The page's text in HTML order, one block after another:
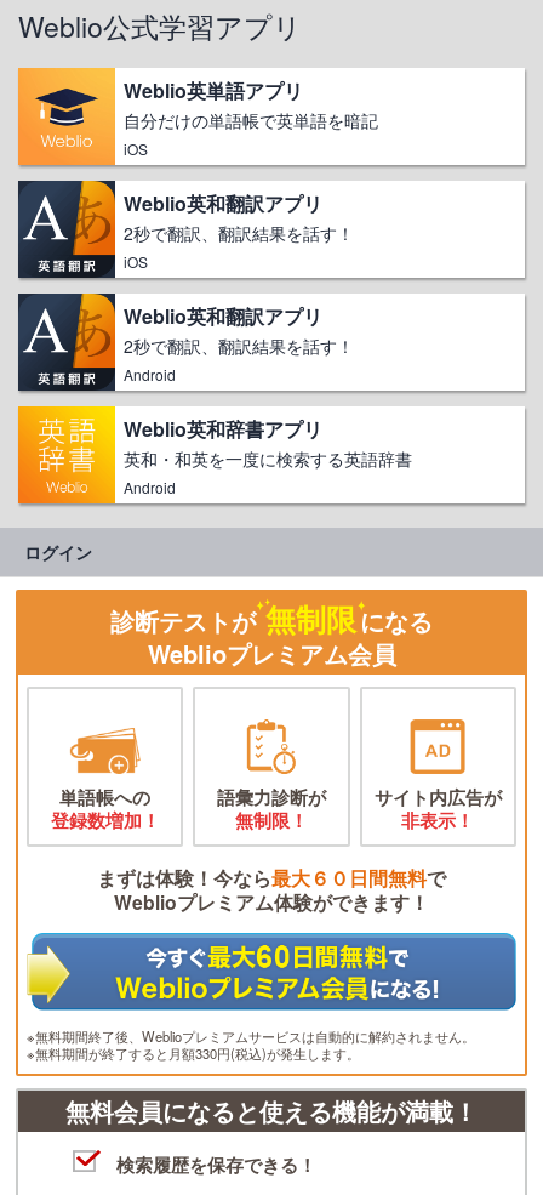
Weblio公式学習アプリ
Weblio英単語アプリ
自分だけの単語帳で英単語を暗記
iOS
Weblio英和翻訳アプリ
2秒で翻訳、翻訳結果を話す！
iOS
Weblio英和翻訳アプリ
2秒で翻訳、翻訳結果を話す！
Android
Weblio英和辞書アプリ
英和・和英を一度に検索する英語辞書
Android
ログイン
診断テストが 無制限になる
Weblioプレミアム会員
単語帳への
登録数増加！
語彙力診断が
無制限！
サイト内広告が
非表示！
まずは体験！今なら最大６０日間無料で
Weblioプレミアム体験ができます！
※無料期間終了後、Weblioプレミアムサービスは自動的に解約されません。
※無料期間が終了すると月額330円(税込)が発生します。
無料会員になると使える機能が満載！
検索履歴を保存できる！